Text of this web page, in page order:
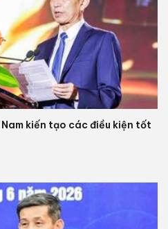
kiến tạo các điều kiện tốt